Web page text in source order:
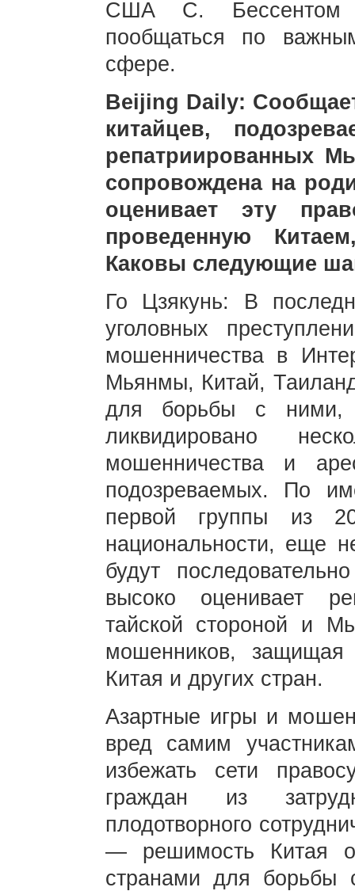
США С. Бессентом
пообщаться по
сфере.
Beijing Daily:
китайцев,
репатриированных
сопровождена на
оценивает эту
проведенную
Каковы следующие
Го Цзякунь: В
уголовных
мошенничества в
Мьянмы, Китай,
для борьбы с ними,
ликвидировано
мошенничества и
подозреваемых. По
первой группы из
национальности, еще
будут
высоко оценивает
тайской стороной и
мошенников,
Китая и других стран.
Азартные игры и
вред самим
избежать сети
граждан из
плодотворного
— решимость Китая
странами для борьбы